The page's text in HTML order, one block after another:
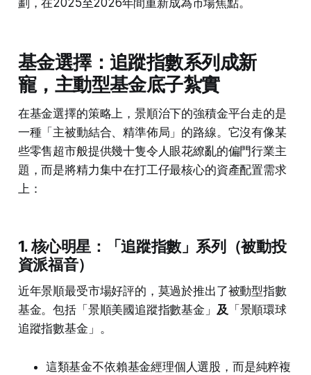
劃，在2025至2026年間重新成為市場焦點。
基金選擇：追蹤指數系列成新
寵，主動型基金底子紮實
在基金選擇的策略上，景順治下的強積金平台走的是
一種「主被動結合、精準佈局」的路線。它沒有像某
些零售超市般提供幾十隻令人眼花繚亂的偏門行業主
題，而是將精力集中在打工仔最核心的資產配置需求
上：
1. 核心明星：「追蹤指數」系列（被動投
資派福音）
近年景順最受市場好評的，莫過於推出了被動型指數
基金。包括「景順美國追蹤指數基金」 及 「景順環球
追蹤指數基金」。
這類基金不依賴基金經理個人選股，而是純粹複